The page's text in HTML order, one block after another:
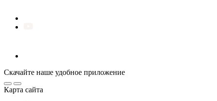
Скачайте наше удобное приложение
Карта сайта